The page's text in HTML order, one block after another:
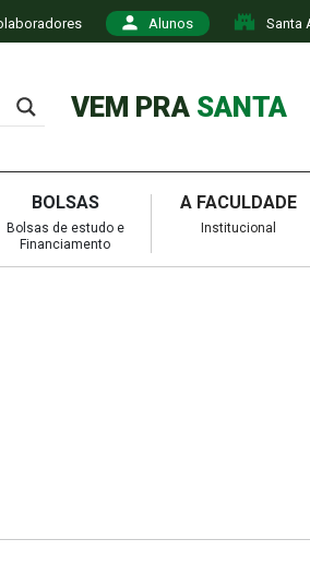
Alunos Santa
VEM PRA SANTA
BOLSAS
Bolsas de estudo e
Financiamento
A FACULDADE
Institucional